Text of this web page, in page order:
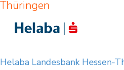
Thüringen
Helaba Landesbank Hessen-